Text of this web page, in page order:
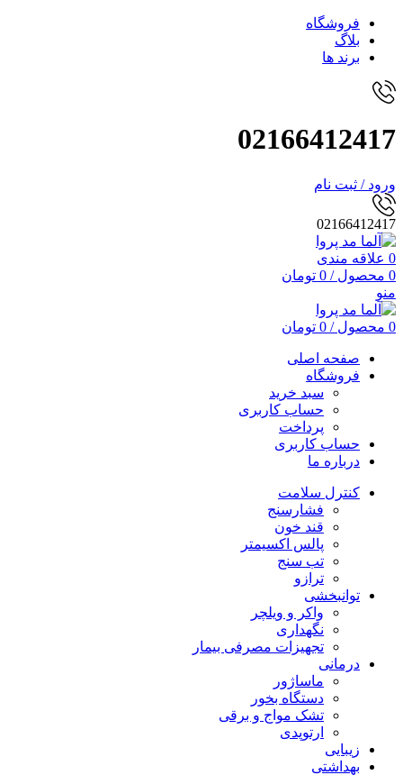
فروشگاه
بلاگ
برند ها
02166412417
ورود / ثبت نام
02166412417
0 علاقه مندی
0 محصول /
0 تومان
منو
0 محصول /
0 تومان
صفحه اصلی
فروشگاه
سبد خرید
حساب کاربری
پرداخت
حساب کاربری
درباره ما
کنترل سلامت
فشارسنج
قند خون
پالس اکسیمتر
تب سنج
ترازو
توانبخشی
واکر و ویلچر
نگهداری
تجهیزات مصرفی بیمار
درمانی
ماساژور
دستگاه بخور
تشک مواج و برقی
ارتوپدی
زیبایی
بهداشتی